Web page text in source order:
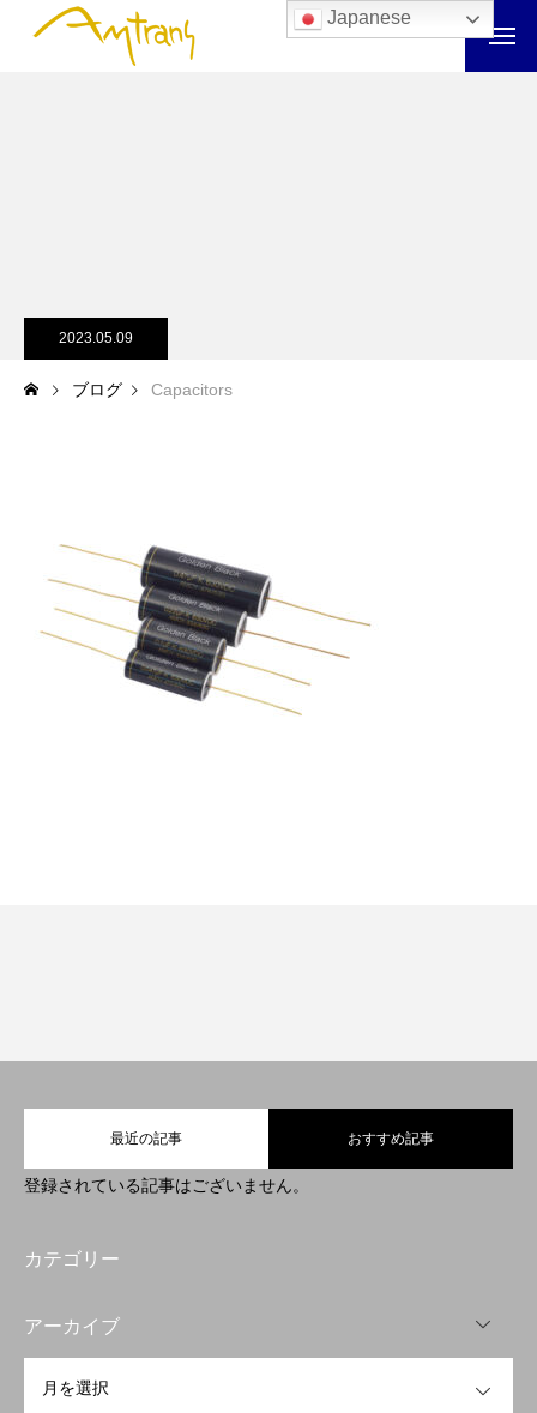
アムトランスについて
主要商品
お問い合わせ
2023.05.09
ブログ Capacitors
最近の記事 おすすめ記事
登録されている記事はございません。
カテゴリー
アーカイブ
Japanese